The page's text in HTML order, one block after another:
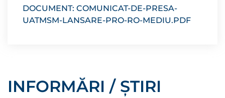
DOCUMENT: COMUNICAT-DE-PRESA-
UATMSM-LANSARE-PRO-RO-MEDIU.PDF
INFORMĂRI / ȘTIRI